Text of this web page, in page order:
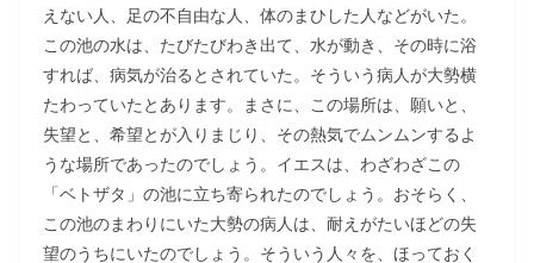
えない人、足の不自由な人、体のまひした人などがいた。
この池の水は、たびたびわき出て、水が動き、その時に浴
すれば、病気が治るとされていた。そういう病人が大勢横
たわっていたとあります。まさに、この場所は、願いと、
失望と、希望とが入りまじり、その熱気でムンムンするよ
うな場所であったのでしょう。イエスは、わざわざこの
「ベトザタ」の池に立ち寄られたのでしょう。おそらく、
この池のまわりにいた大勢の病人は、耐えがたいほどの失
望のうちにいたのでしょう。そういう人々を、ほっておく